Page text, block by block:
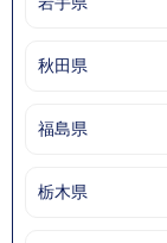
秋田県
福島県
栃木県